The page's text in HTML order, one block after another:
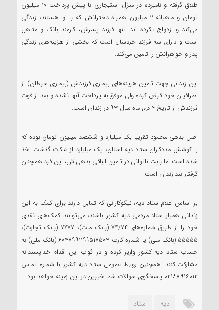
طلاق گرفته و نامبرده در منزل استیجاری با پیش پرداخت ۱۰ میلیون
تومان و ماهیانه ۲ میلیون همراه دخترانش که با او هستند، زندگی
می‌کند و ازدواج نکرده اند. تنها فرزند پسرش، کارمند بانک و متاهل
است و دارای سه فرزند خردسال است که بخشی از هزینه‌های زندگی
پدر و خواهرانش را تامین می‌کند.
این زندانی جهت تامین هزینه‌های بیماری فرزندش (بیماری سرطان) از
اطرافیان خود قرض کرده ولی موفق به پرداخت آنها نشده و بعد از فوت
فرزندش از تاریخ ۴ دی ماه سال ۹۳ در زندان است.
اصل بدهی محمود تقریبا یک میلیارد و ششصد میلیون تومان بوده که
با کوشش مددکاران ستاد دیه استان، یک میلیارد از شکات گذشت اخذ
شده است اما بابت ناتوانی در تامین الباقی بدهی‌اش، این فرد همچنان
گرفتار بند زندان است.
بر اساس اعلام ستاد دیه، نیکوکارانی که تمایل دارند برای کمک به این
زندانی همیار ستاد مردمی دیه کشور باشند، می‌توانند کمک‌های نقدی‌
خود را از طریق شماره‌های ۷۴/۷۴ (بانک ملت)، ۷۷۷۷ (بانک تجارت)،
۵۵۵۵۵ (بانک ملی) یا شماره کارت ۶۰۳۷۹۹۱۱۹۹۵۱۷۵۰۳ (بانک ملی) به
حساب ستاد دیه کشور واریز کرده و در ثواب این اقدام خداپسندانه
مشارکت کنند. همچنین روابط عمومی ستاد دیه کشور با شماره تماس
۰۲۱۸۸۹۱۶۰۱۲ پاسخگوی سوالات شما خیرین در این زمینه خواهد بود.
دیه ستاد